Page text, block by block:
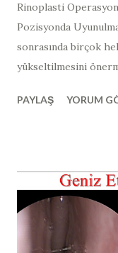
​​Rinoplasti
Pozisyonda
sonrasında birçok
yükseltilmesini
satılmaktadır
yani yaklaşık olarak
şekilde açılı
daha yukarıda
vücudun diğer
PAYLAŞ YORUM